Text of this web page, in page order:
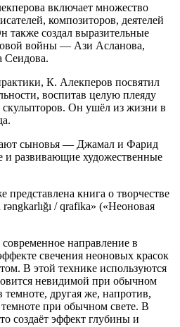
включает множество
композиторов, деятелей
также создал выразительные
войны — Ази Асланова,
Сеидова.
К. Алекперов посвятил
воспитав целую плеяду
Он ушёл из жизни в
сыновья — Джамал и Фарид
развивающие художественные
представлена книга о творчестве
/ qrafika» («Неоновая
направление в
свечения неоновых красок
В этой технике используются
невидимой при обычном
другая же, напротив,
темноте при обычном свете. В
создаёт эффект глубины и